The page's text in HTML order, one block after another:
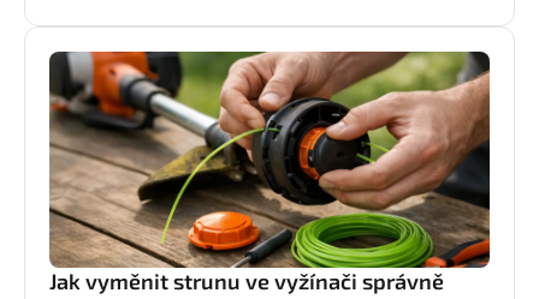
Jak vyměnit strunu ve vyžínači správně